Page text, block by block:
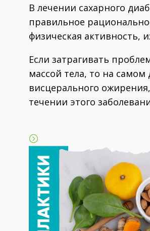
В лечении сахарного
правильное
физическая активность,
Если затрагивать
массой тела, то на
висцерального
течении этого